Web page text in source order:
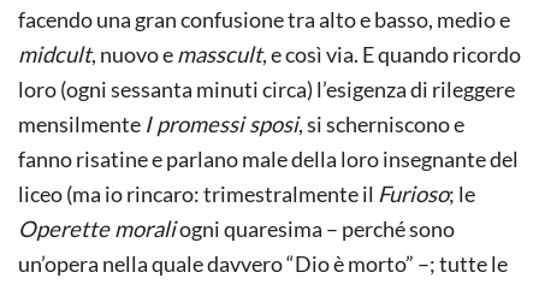
facendo una gran confusione tra alto e basso, medio e
midcult, nuovo emasscult, e così via. E quando ricordo
loro (ogni sessanta minuti circa) l’esigenza di rileggere
mensilmente I promessi sposi, si scherniscono e
fanno risatine e parlano male della loro insegnante del
liceo (ma io rincaro: trimestralmente il Furioso; le
Operette moraliogni quaresima – perché sono
un’opera nella quale davvero “Dio è morto” –; tutte le